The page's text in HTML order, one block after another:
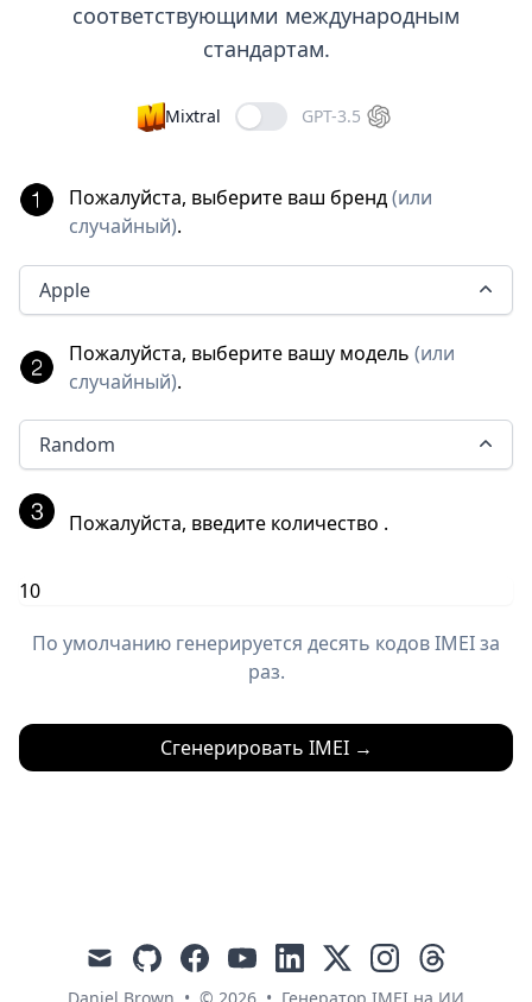
соответствующими международным
стандартам.
Mixtral GPT-3.5
Пожалуйста, выберите ваш бренд(или
случайный).
Apple
Пожалуйста, выберите вашу модель (или
случайный).
Random
Пожалуйста, введите количество .
По умолчанию генерируется десять кодов IMEI за
раз.
Сгенерировать IMEI→
mail githubfacebookyoutubelinkedin
x instagramthreads